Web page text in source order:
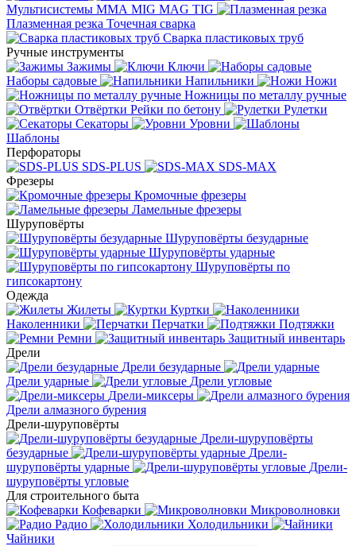
Мультисистемы ММА MIG MAG TIG
Плазменная резка Точечная сварка
Cварка пластиковых труб
Ручные инструменты
Зажимы
Ключи
Наборы садовые
Напильники
Ножи
Ножницы по металлу ручные
Отвёртки Рейки по бетону
Рулетки
Секаторы
Уровни
Шаблоны
Перфораторы
SDS-PLUS
SDS-MAX
Фрезеры
Кромочные фрезеры
Ламельные фрезеры
Шуруповёрты
Шуруповёрты безударные
Шуруповёрты ударные
Шуруповёрты по
гипсокартону
Одежда
Жилеты
Куртки
Наколенники
Перчатки
Подтяжки
Ремни
Защитный инвентарь
Дрели
Дрели безударные
Дрели ударные
Дрели угловые
Дрели-миксеры
Дрели алмазного бурения
Дрели-шуруповёрты
Дрели-шуруповёрты
безударные
Дрели-
шуруповёрты ударные
Дрели-
шуруповёрты угловые
Для строительного быта
Кофеварки
Микроволновки
Радио
Холодильники
Чайники